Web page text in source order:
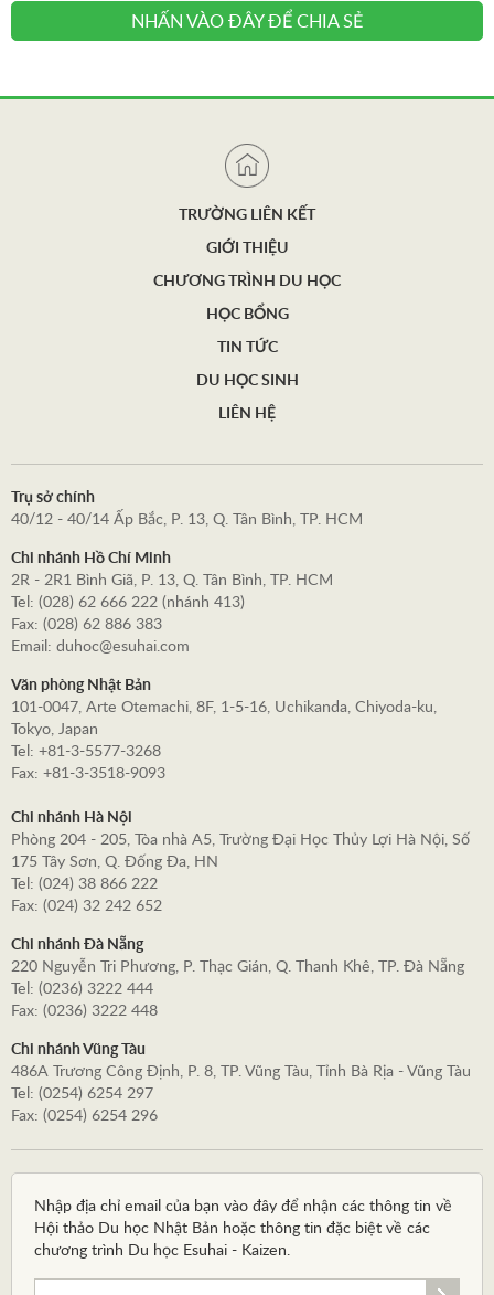
NHẤN VÀO ĐÂY ĐỂ CHIA SẺ
TRƯỜNG LIÊN KẾT
GIỚI THIỆU
CHƯƠNG TRÌNH DU HỌC
HỌC BỔNG
TIN TỨC
DU HỌC SINH
LIÊN HỆ
Trụ sở chính
40/12 - 40/14 Ấp Bắc, P. 13, Q. Tân Bình, TP. HCM
Chi nhánh Hồ Chí Minh
2R - 2R1 Bình Giã, P. 13, Q. Tân Bình, TP. HCM
Tel: (028) 62 666 222 (nhánh 413)
Fax: (028) 62 886 383
Email: duhoc@esuhai.com
Văn phòng Nhật Bản
101-0047, Arte Otemachi, 8F, 1-5-16, Uchikanda, Chiyoda-ku,
Tokyo, Japan
Tel: +81-3-5577-3268
Fax: +81-3-3518-9093
Chi nhánh Hà Nội
Phòng 204 - 205, Tòa nhà A5, Trường Đại Học Thủy Lợi Hà Nội, Số
175 Tây Sơn, Q. Đống Đa, HN
Tel: (024) 38 866 222
Fax: (024) 32 242 652
Chi nhánh Đà Nẵng
220 Nguyễn Tri Phương, P. Thạc Gián, Q. Thanh Khê, TP. Đà Nẵng
Tel: (0236) 3222 444
Fax: (0236) 3222 448
Chi nhánh Vũng Tàu
486A Trương Công Định, P. 8, TP. Vũng Tàu, Tỉnh Bà Rịa - Vũng Tàu
Tel: (0254) 6254 297
Fax: (0254) 6254 296
Nhập địa chỉ email của bạn vào đây để nhận các thông tin về
Hội thảo Du học Nhật Bản hoặc thông tin đặc biệt về các
chương trình Du học Esuhai - Kaizen.